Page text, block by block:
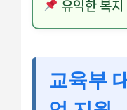
유익한 복지
교육부